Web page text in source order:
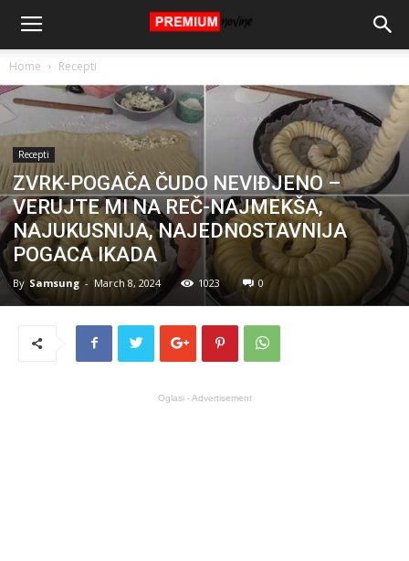
Home Recepti
Recepti
ZVRK-POGAČA ČUDO NEVIĐJENO –
VERUJTE MI NA REČ-NAJMEKŠA,
NAJUKUSNIJA, NAJEDNOSTAVNIJA
POGACA IKADA
By Samsung - March 8, 2024 1023 0
Oglasi - Advertisement